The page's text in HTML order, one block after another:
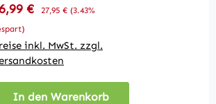
€ Regulärer Preis:
27,95 € (3.43%
inkl. MwSt. zzgl.
In den Warenkorb